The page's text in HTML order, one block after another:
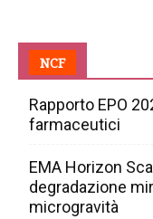
NCF
Rapporto EPO
farmaceutici
EMA Horizon
degradazione
microgravità